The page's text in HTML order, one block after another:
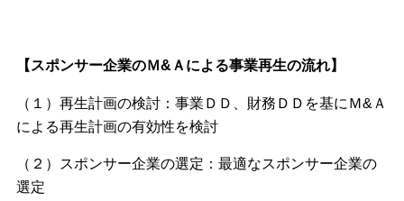
【スポンサー企業のＭ&Ａによる事業再生の流れ】
（１）再生計画の検討：事業ＤＤ、財務ＤＤを基にＭ&Ａ
による再生計画の有効性を検討
（２）スポンサー企業の選定：最適なスポンサー企業の
選定